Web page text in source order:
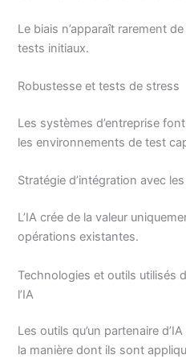
Le biais n’apparaît rarement
tests initiaux.
Robustesse et tests de stress
Les systèmes d’entreprise
les environnements de test
Stratégie d’intégration avec
L’IA crée de la valeur
opérations existantes.
Technologies et outils utilisés
l’IA
Les outils qu’un partenaire
la manière dont ils sont